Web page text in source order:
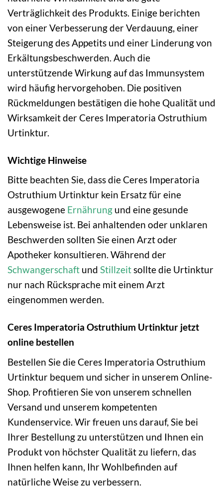
Verträglichkeit des Produkts. Einige berichten
von einer Verbesserung der Verdauung, einer
Steigerung des Appetits und einer Linderung von
Erkältungsbeschwerden. Auch die
unterstützende Wirkung auf das Immunsystem
wird häufig hervorgehoben. Die positiven
Rückmeldungen bestätigen die hohe Qualität und
Wirksamkeit der Ceres Imperatoria Ostruthium
Urtinktur.
Wichtige Hinweise
Bitte beachten Sie, dass die Ceres Imperatoria
Ostruthium Urtinktur kein Ersatz für eine
ausgewogene Ernährung und eine gesunde
Lebensweise ist. Bei anhaltenden oder unklaren
Beschwerden sollten Sie einen Arzt oder
Apotheker konsultieren. Während der
Schwangerschaft und Stillzeitsollte die Urtinktur
nur nach Rücksprache mit einem Arzt
eingenommen werden.
Ceres Imperatoria Ostruthium Urtinktur jetzt
online bestellen
Bestellen Sie die Ceres Imperatoria Ostruthium
Urtinktur bequem und sicher in unserem Online-
Shop. Profitieren Sie von unserem schnellen
Versand und unserem kompetenten
Kundenservice. Wir freuen uns darauf, Sie bei
Ihrer Bestellung zu unterstützen und Ihnen ein
Produkt von höchster Qualität zu liefern, das
Ihnen helfen kann, Ihr Wohlbefinden auf
natürliche Weise zu verbessern.